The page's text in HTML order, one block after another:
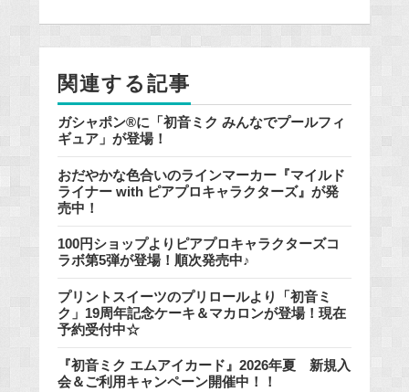
k
関連する記事
ガシャポン®に「初音ミク みんなでプールフィ
ギュア」が登場！
おだやかな色合いのラインマーカー『マイルド
ライナー with ピアプロキャラクターズ』が発
売中！
100円ショップよりピアプロキャラクターズコ
ラボ第5弾が登場！順次発売中♪
プリントスイーツのプリロールより「初音ミ
ク」19周年記念ケーキ＆マカロンが登場！現在
予約受付中☆
『初音ミク エムアイカード』2026年夏 新規入
会＆ご利用キャンペーン開催中！！